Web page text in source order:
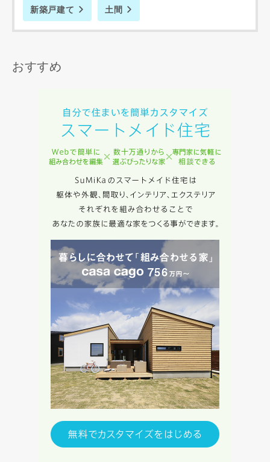
新築戸建て 土間
おすすめ